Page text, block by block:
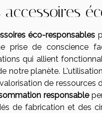
éco-responsables
prise de conscience
qui allient
notre planète.
de ressources
responsable
de fabrication et des